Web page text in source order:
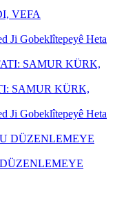
VEFA
Ji Gobeklîtepeyê Heta
SAMUR KÜRK,
Ji Gobeklîtepeyê Heta